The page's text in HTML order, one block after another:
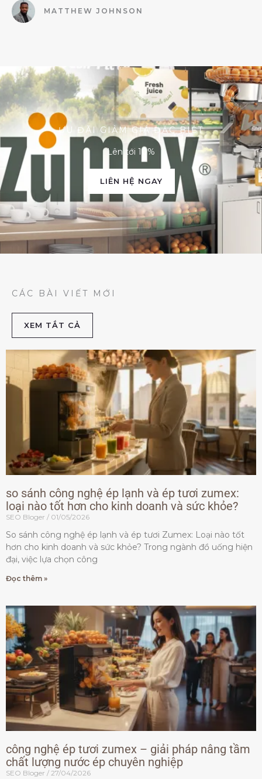
MATTHEW JOHNSON
ƯU ĐÃI GIẢM GIÁ ĐẶC BIỆT
Lên tới 10%
LIÊN HỆ NGAY
CÁC BÀI VIẾT MỚI
XEM TẮT CẢ
so sánh công nghệ ép lạnh và ép tươi zumex:
loại nào tốt hơn cho kinh doanh và sức khỏe?
SEO Bloger 01/05/2026
So sánh công nghệ ép lạnh và ép tươi Zumex: Loại nào tốt
hơn cho kinh doanh và sức khỏe? Trong ngành đồ uống hiện
đại, việc lựa chọn công
Đọc thêm »
công nghệ ép tươi zumex – giải pháp nâng tầm
chất lượng nước ép chuyên nghiệp
SEO Bloger 27/04/2026